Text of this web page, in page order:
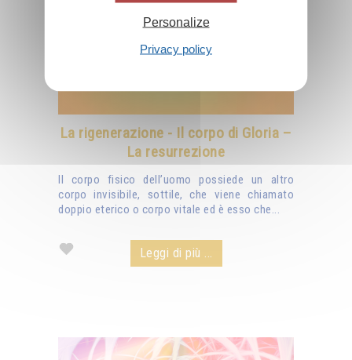
La rigenerazione - Il corpo di Gloria –
La resurrezione
Il corpo fisico dell’uomo possiede un altro
corpo invisibile, sottile, che viene chiamato
doppio eterico o corpo vitale ed è esso che...
Leggi di più ...
Personalize
Privacy policy